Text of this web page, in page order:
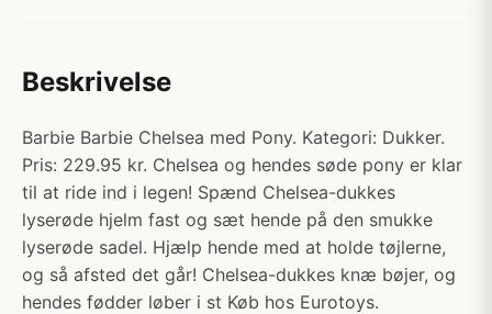
Beskrivelse
Barbie Barbie Chelsea med Pony. Kategori: Dukker.
Pris: 229.95 kr. Chelsea og hendes søde pony er klar
til at ride ind i legen! Spænd Chelsea-dukkes
lyserøde hjelm fast og sæt hende på den smukke
lyserøde sadel. Hjælp hende med at holde tøjlerne,
og så afsted det går! Chelsea-dukkes knæ bøjer, og
hendes fødder løber i st Køb hos Eurotoys.